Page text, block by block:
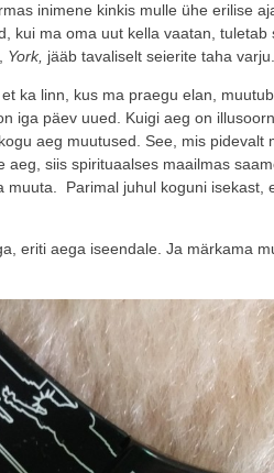
inimene kinkis mulle ühe erilise
kui ma oma uut kella vaatan,
York, jääb tavaliselt seierite taha
ka linn, kus ma praegu elan,
iga päev uued. Kuigi aeg on
aeg muutused. See, mis pidevalt
aeg, siis spirituaalses maailmas
muuta. Parimal juhul koguni isekast,
eriti aega iseendale. Ja märkama